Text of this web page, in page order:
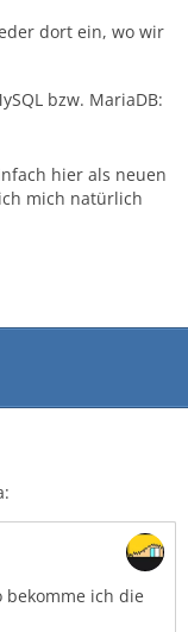
dort ein, wo wir
bzw. MariaDB:
hier als neuen
mich natürlich
ich die